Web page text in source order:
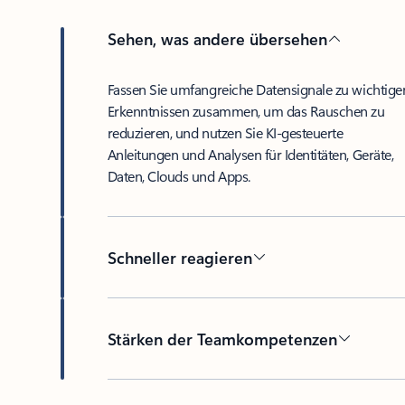
Sehen, was andere übersehen
Fassen Sie umfangreiche Datensignale zu
Erkenntnissen zusammen, um das Rauschen zu
reduzieren, und nutzen Sie KI-gesteuerte
Anleitungen und Analysen für Identitäten, Geräte,
Daten, Clouds und Apps.
Schneller reagieren
Stärken der Teamkompetenzen